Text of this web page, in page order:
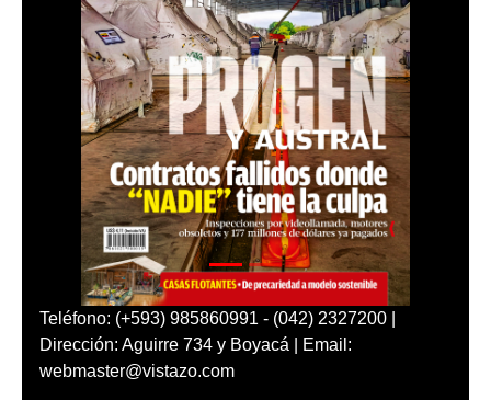
Teléfono: (+593) 985860991 - (042) 2327200 |
Dirección: Aguirre 734 y Boyacá | Email:
webmaster@vistazo.com